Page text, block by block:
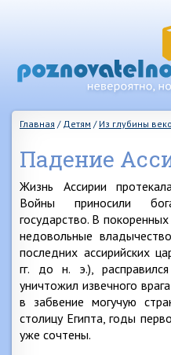
Главная / Детям / Из глубины
Падение
Жизнь Ассирии
Войны приносили
государство. В
недовольные
последних ассирийских
гг. до н. э.),
уничтожил извечного
в забвение могучую
столицу Египта, годы
уже сочтены.